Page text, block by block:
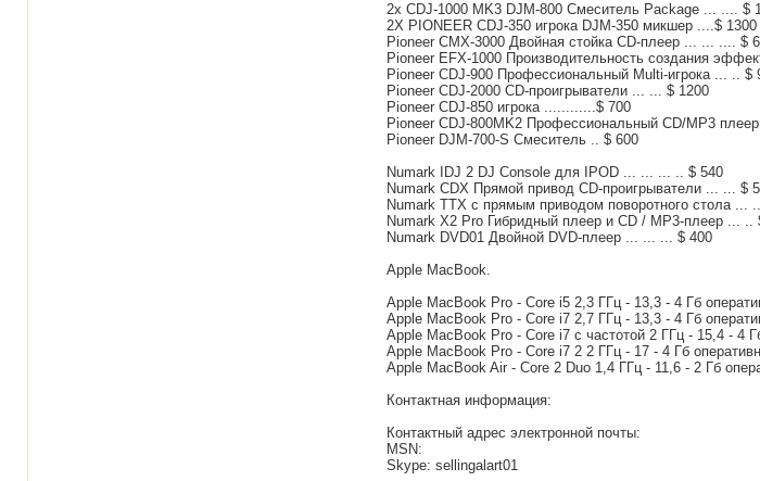
2x CDJ-1000 MK3 DJM-800 Смеситель Package ... .... $
2X PIONEER CDJ-350 игрока DJM-350 микшер ....$ 1300
Pioneer CMX-3000 Двойная стойка CD-плеер ... ... .... $
Pioneer EFX-1000 Производительность создания
Pioneer CDJ-900 Профессиональный Multi-игрока ... .. $
Pioneer CDJ-2000 CD-проигрыватели ... ... $ 1200
Pioneer CDJ-850 игрока ............$ 700
Pioneer CDJ-800MK2 Профессиональный CD/MP3
Pioneer DJM-700-S Смеситель .. $ 600
Numark IDJ 2 DJ Console для IPOD ... ... ... .. $ 540
Numark CDX Прямой привод CD-проигрыватели ... ... $
Numark TTX с прямым приводом поворотного стола ...
Numark X2 Pro Гибридный плеер и CD / MP3-плеер ... ..
Numark DVD01 Двойной DVD-плеер ... ... ... $ 400
Apple MacBook.
Apple MacBook Pro - Core i5 2,3 ГГц - 13,3 - 4 Гб
Apple MacBook Pro - Core i7 2,7 ГГц - 13,3 - 4 Гб
Apple MacBook Pro - Core i7 с частотой 2 ГГц - 15,4 - 4
Apple MacBook Pro - Core i7 2 2 ГГц - 17 - 4 Гб
Apple MacBook Air - Core 2 Duo 1,4 ГГц - 11,6 - 2 Гб
Контактная информация:
Контактный адрес электронной почты:
MSN:
Skype: sellingalart01